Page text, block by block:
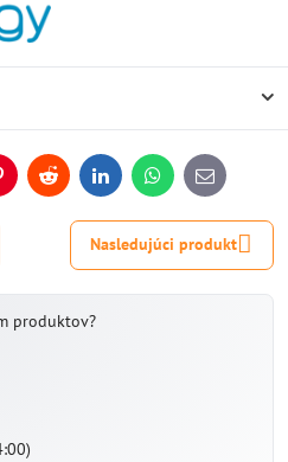
Reddit LinkedInWhatsApp
E-
mail
Nasledujúci produkt
produktov?